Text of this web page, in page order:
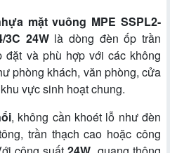
mặt vuông MPE SSPL2-
3C 24Wlà dòng đèn ốp trần
đặt và phù hợp với các không
phòng khách, văn phòng, cửa
vực sinh hoạt chung.
, không cần khoét lỗ như đèn
trần thạch cao hoặc công